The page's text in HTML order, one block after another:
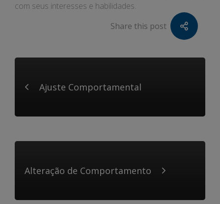
com seus interesses e habilidades.
Share this post
Ajuste Comportamental
Alteração de Comportamento